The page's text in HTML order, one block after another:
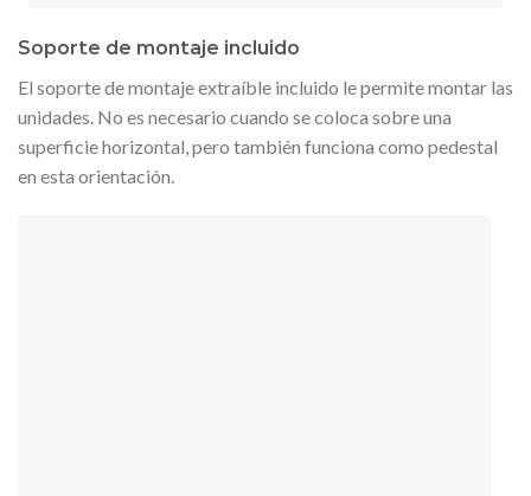
Soporte de montaje incluido
El soporte de montaje extraíble incluido le permite montar las
unidades. No es necesario cuando se coloca sobre una
superficie horizontal, pero también funciona como pedestal
en esta orientación.